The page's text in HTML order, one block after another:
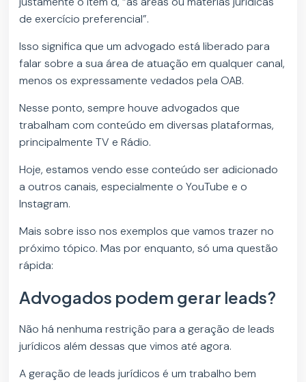
de exercício preferencial”.
Isso significa que um advogado está liberado para
falar sobre a sua área de atuação em qualquer canal,
menos os expressamente vedados pela OAB.
Nesse ponto, sempre houve advogados que
trabalham com conteúdo em diversas plataformas,
principalmente TV e Rádio.
Hoje, estamos vendo esse conteúdo ser adicionado
a outros canais, especialmente o YouTube e o
Instagram.
Mais sobre isso nos exemplos que vamos trazer no
próximo tópico. Mas por enquanto, só uma questão
rápida:
Advogados podem gerar leads?
Não há nenhuma restrição para a geração de leads
jurídicos além dessas que vimos até agora.
A geração de leads jurídicos é um trabalho bem